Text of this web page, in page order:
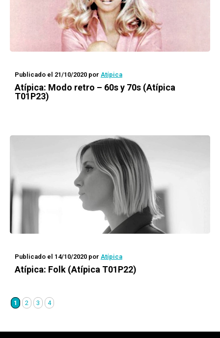
Publicado el 21/10/2020 por Atípica
Atípica: Modo retro – 60s y 70s (Atípica
T01P23)
Publicado el 14/10/2020 por Atípica
Atípica: Folk (Atípica T01P22)
1 2 3 4